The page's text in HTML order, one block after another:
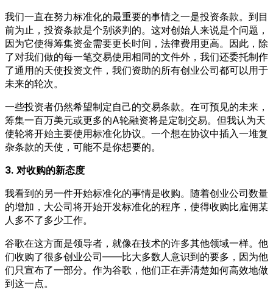
我们一直在努力标准化的最重要的事情之一是投资条款。到目
前为止，投资条款是个别谈判的。这对创始人来说是个问题，
因为它使得筹集资金需要更长时间，法律费用更高。因此，除
了对我们做的每一笔交易使用相同的文件外，我们还委托制作
了通用的天使投资文件，我们资助的所有创业公司都可以用于
未来的轮次。
一些投资者仍然希望制定自己的交易条款。在可预见的未来，
筹集一百万美元或更多的A轮融资将是定制交易。但我认为天
使轮将开始主要使用标准化协议。一个想在协议中插入一堆复
杂条款的天使，可能不是你想要的。
3. 对收购的新态度
我看到的另一件开始标准化的事情是收购。随着创业公司数量
的增加，大公司将开始开发标准化的程序，使得收购比雇佣某
人多不了多少工作。
谷歌在这方面是领导者，就像在技术的许多其他领域一样。他
们收购了很多创业公司——比大多数人意识到的要多，因为他
们只宣布了一部分。作为谷歌，他们正在弄清楚如何高效地做
到这一点。